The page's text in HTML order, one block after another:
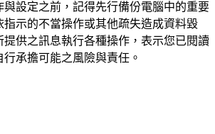
與設定之前，記得先行備份電腦中的重要
指示的不當操作或其他疏失造成資料毀
供之訊息執行各種操作，表示您已閱讀
承擔可能之風險與責任。